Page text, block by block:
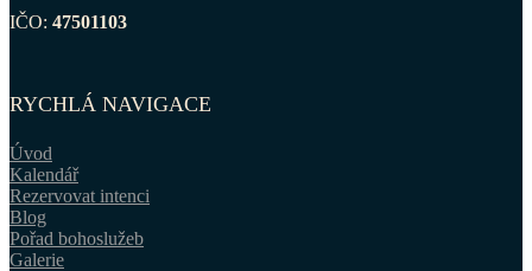
IČO: 47501103
RYCHLÁ NAVIGACE
Úvod
Kalendář
Rezervovat intenci
Blog
Pořad bohoslužeb
Galerie